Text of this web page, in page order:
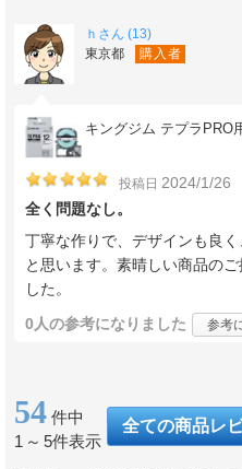
ｈさん (13)
東京都
購入者
キングジム テプラPRO
投稿日 2024/1/26
全く問題なし。
丁寧な作りで、デザインも良
と思います。素晴しい商品の
した。
0人の参考になりました 参考
54 件中
1 ～ 5件表示
全ての商品レ